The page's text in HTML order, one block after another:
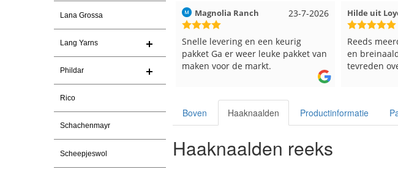
Lana Grossa
Lang Yarns
Phildar
Rico
Schachenmayr
Scheepjeswol
Christel Vanderlinden
Snelle levering. En prima garen
23-7-2026
Magnolia Ranch
Snelle levering en een keurig
pakket Ga er weer leuke pakket van
maken voor de markt.
Hilde uit
Reeds
en
tevreden
Boven Haaknaalden Productinformatie
Haaknaalden reeks